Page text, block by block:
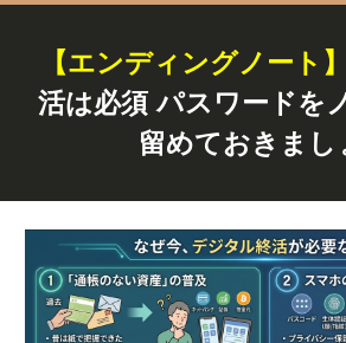
【エンディングノート】
活は必須 パスワードを
留めておきまし